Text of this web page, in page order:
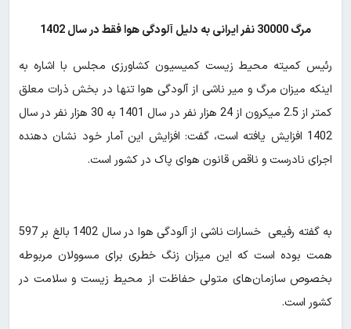
مرگ 30000 نفر ایرانی به دلیل آلودگی هوا فقط در سال 1402
رئیس کمیته محیط زیست کمیسیون کشاورزی مجلس با اشاره به
اینکه میزان مرگ و میر ناشی از آلودگی هوا تنها در بخش ذرات معلق
کمتر از 2.5 میکرون از 24 هزار نفر در سال 1401 به 30 هزار نفر در سال
1402 افزایش یافته است، گفت: افزایش این آمار خود نشان دهنده
اجرای نادرست و ناقص قانون هوای پاک در کشور است.
به گفته رفیعی خسارات ناشی از آلودگی هوا در سال 1402 بالغ بر 597
همت بوده است که این میزان زنگ خطری برای مسوولان مربوطه
بخصوص سازمان‌های متولی حفاظت از محیط زیست و سلامت در
کشور است.